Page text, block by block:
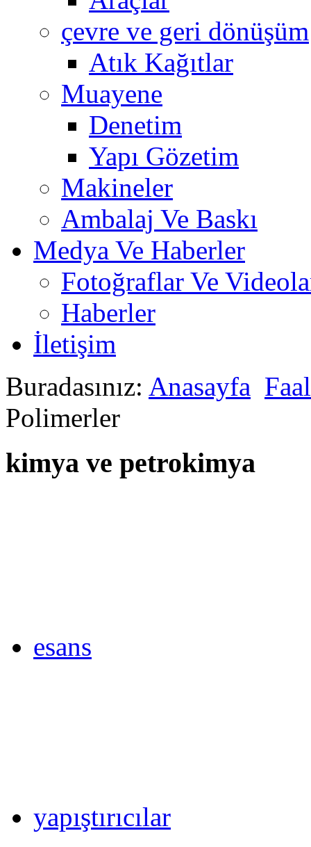
çevre ve geri dönüşüm
Atık Kağıtlar
Muayene
Denetim
Yapı Gözetim
Makineler
Ambalaj Ve Baskı
Medya Ve Haberler
Fotoğraflar Ve
Haberler
İletişim
Buradasınız: Anasayfa
Polimerler
kimya ve petrokimya
esans
yapıştırıcılar